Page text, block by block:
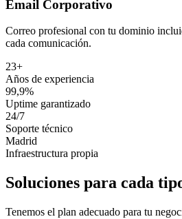
Email Corporativo
Correo profesional con tu dominio
cada comunicación.
23+
Años de experiencia
99,9%
Uptime garantizado
24/7
Soporte técnico
Madrid
Infraestructura propia
Soluciones para cada
Tenemos el plan adecuado para tu